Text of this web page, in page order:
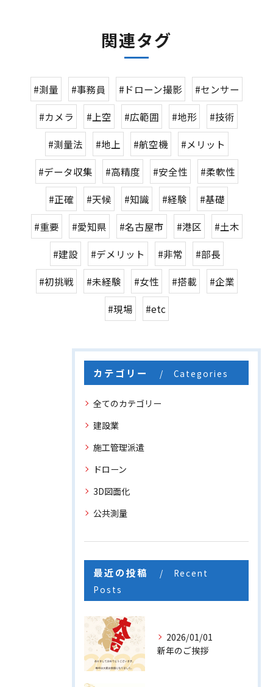
関連タグ
#測量 #事務員 #ドローン撮影 #センサー
#カメラ #上空 #広範囲 #地形 #技術
#測量法 #地上 #航空機 #メリット
#データ収集 #高精度 #安全性 #柔軟性
#正確 #天候 #知識 #経験 #基礎
#重要 #愛知県 #名古屋市 #港区 #土木
#建設 #デメリット #非常 #部長
#初挑戦 #未経験 #女性 #搭載 #企業
#現場 #etc
カテゴリー Categories
全てのカテゴリー
建設業
施工管理派遣
ドローン
3D図面化
公共測量
最近の投稿
Recent
Posts
2026/01/01
新年のご挨拶